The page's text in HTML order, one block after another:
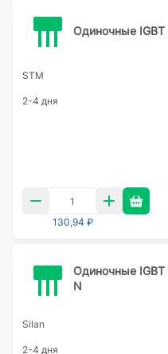
Одиночные IGBT
STM
2-4 дня
130,94 ₽
Одиночные IGBT
N
Silan
2-4 дня